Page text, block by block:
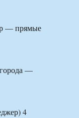
— прямые
—
4